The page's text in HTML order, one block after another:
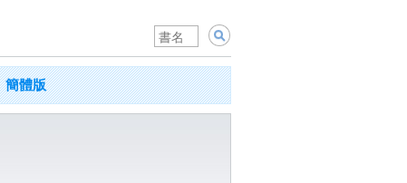
簡體版